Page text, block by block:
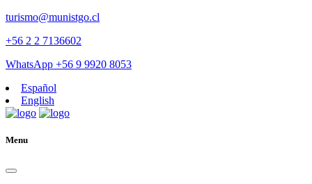
turismo@munistgo.cl
+56 2 2 7136602
WhatsApp +56 9 9920 8053
Español
English
Menu